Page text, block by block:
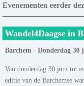
Evenementen eerder
Wandel4Daagse in
Barchem - Donderdag
Van donderdag 30 juni tot
editie van de Barchemse